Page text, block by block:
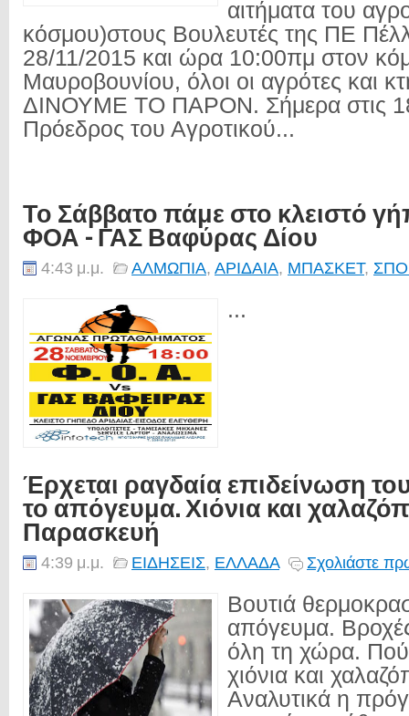
αιτήματα του
κόσμου)στους Βουλευτές της ΠΕ
28/11/2015 και ώρα 10:00πμ στον
Μαυροβουνίου, όλοι οι αγρότες και
ΔΙΝΟΥΜΕ ΤΟ ΠΑΡΟΝ. Σήμερα στις
Πρόεδρος του Αγροτικού...
Το Σάββατο πάμε στο κλειστό
ΦΟΑ - ΓΑΣ Βαφύρας Δίου
4:43 μ.μ. ΑΛΜΩΠΙΑ, ΑΡΙΔΑΙΑ, ΜΠΑΣΚΕΤ,
...
Έρχεται ραγδαία επιδείνωση
το απόγευμα. Χιόνια και
Παρασκευή
4:39 μ.μ. ΕΙΔΗΣΕΙΣ, ΕΛΛΑΔΑ Σχολιάστε
Βουτιά
απόγευμα.
όλη τη χώρα. Πού
χιόνια και
Αναλυτικά η